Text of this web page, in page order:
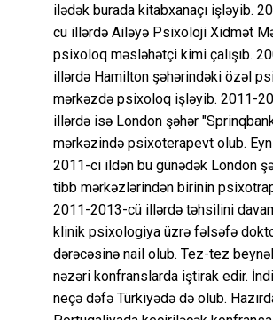
ilədək burada kitabxanaçı işləyib.
cu illərdə Ailəyə Psixoloji Xidmət
psixoloq məsləhətçi kimi çalışıb.
illərdə Hamilton şəhərindəki özəl
mərkəzdə psixoloq işləyib. 2011-
illərdə isə London şəhər
mərkəzində psixoterapevt olub.
2011-ci ildən bu günədək London
tibb mərkəzlərindən birinin
2011-2013-cü illərdə təhsilini
klinik psixologiya üzrə fəlsəfə
dərəcəsinə nail olub. Tez-tez
nəzəri konfranslarda iştirak edir.
neçə dəfə Türkiyədə də olub.